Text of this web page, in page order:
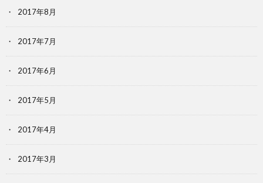
2017年8月
2017年7月
2017年6月
2017年5月
2017年4月
2017年3月